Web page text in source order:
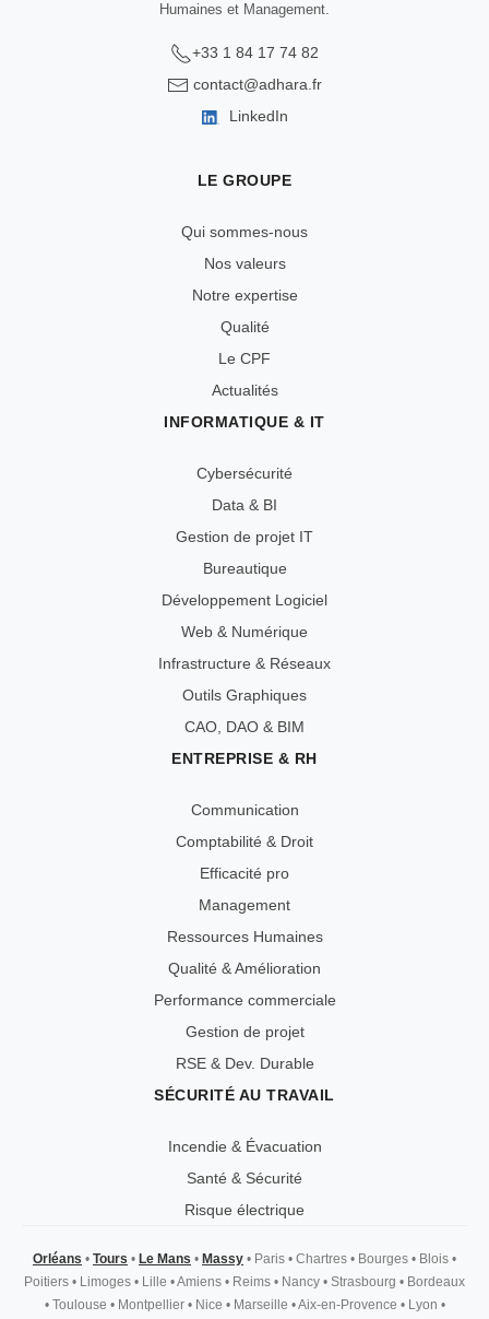
Humaines et Management.
+33 1 84 17 74 82
contact@adhara.fr
LinkedIn
LE GROUPE
Qui sommes-nous
Nos valeurs
Notre expertise
Qualité
Le CPF
Actualités
INFORMATIQUE & IT
Cybersécurité
Data & BI
Gestion de projet IT
Bureautique
Développement Logiciel
Web & Numérique
Infrastructure & Réseaux
Outils Graphiques
CAO, DAO & BIM
ENTREPRISE & RH
Communication
Comptabilité & Droit
Efficacité pro
Management
Ressources Humaines
Qualité & Amélioration
Performance commerciale
Gestion de projet
RSE & Dev. Durable
SÉCURITÉ AU TRAVAIL
Incendie & Évacuation
Santé & Sécurité
Risque électrique
Orléans • Tours • Le Mans • Massy • Paris • Chartres • Bourges • Blois •
Poitiers • Limoges • Lille •Amiens • Reims • Nancy • Strasbourg • Bordeaux
•Toulouse •Montpellier •Nice •Marseille •Aix-en-Provence •Lyon •